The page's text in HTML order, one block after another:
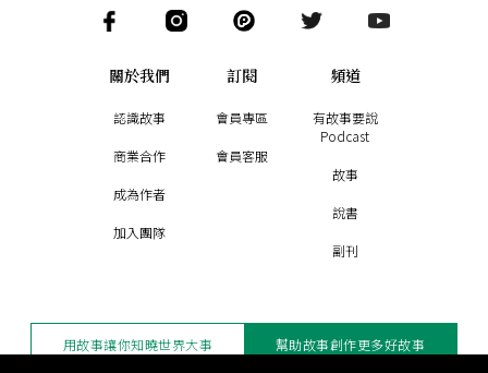
關於我們
認識故事
商業合作
成為作者
加入團隊
訂閱
會員專區
會員客服
頻道
有故事要說
Podcast
故事
說書
副刊
用故事讓你知曉世界大事 幫助故事創作更多好故事